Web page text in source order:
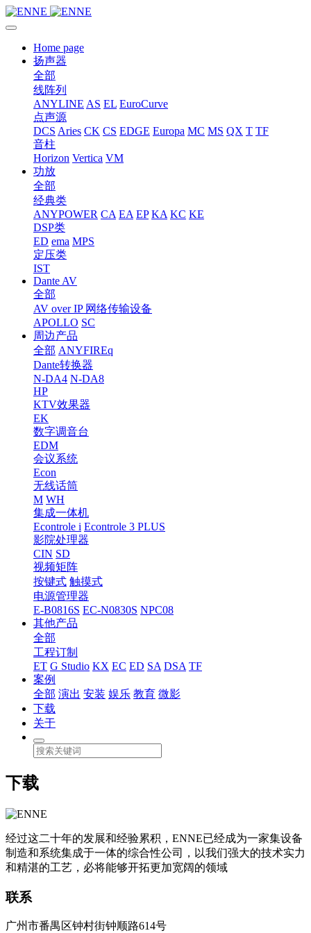
Home page
扬声器
全部
线阵列
ANYLINE AS EL EuroCurve
点声源
DCS Aries CK CS EDGE Europa MC MS QX T TF
音柱
Horizon Vertica VM
功放
全部
经典类
ANYPOWER CA EA EP KA KC KE
DSP类
ED ema MPS
定压类
IST
Dante AV
全部
AV over IP 网络传输设备
APOLLO SC
周边产品
全部 ANYFIREq
Dante转换器
N-DA4 N-DA8
HP
KTV效果器
EK
数字调音台
EDM
会议系统
Econ
无线话筒
M WH
集成一体机
Econtrole i Econtrole 3 PLUS
影院处理器
CIN SD
视频矩阵
按键式 触摸式
电源管理器
E-B0816S EC-N0830S NPC08
其他产品
全部
工程订制
ET G Studio KX EC ED SA DSA TF
案例
全部 演出 安装 娱乐 教育 微影
下载
关于
下载
经过这二十年的发展和经验累积，ENNE已经成为一家集设备
制造和系统集成于一体的综合性公司，以我们强大的技术实力
和精湛的工艺，必将能够开拓更加宽阔的领域
联系
广州市番禺区钟村街钟顺路614号